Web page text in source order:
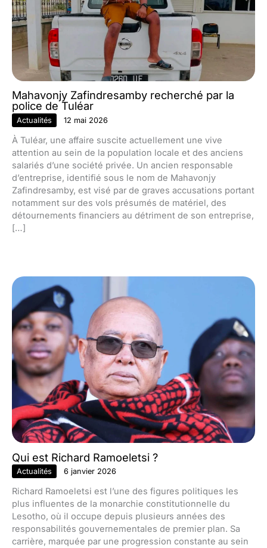
Mahavonjy Zafindresamby recherché par la
police de Tuléar
Actualités 12 mai 2026
À Tuléar, une affaire suscite actuellement une vive
attention au sein de la population locale et des anciens
salariés d’une société privée. Un ancien responsable
d’entreprise, identifié sous le nom de Mahavonjy
Zafindresamby, est visé par de graves accusations portant
notamment sur des vols présumés de matériel, des
détournements financiers au détriment de son entreprise,
[…]
Qui est Richard Ramoeletsi ?
Actualités 6 janvier 2026
Richard Ramoeletsi est l’une des figures politiques les
plus influentes de la monarchie constitutionnelle du
Lesotho, où il occupe depuis plusieurs années des
responsabilités gouvernementales de premier plan. Sa
carrière, marquée par une progression constante au sein